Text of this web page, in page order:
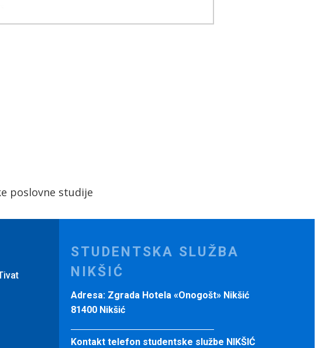
poslovne studije
STUDENTSKA SLUŽBA
NIKŠIĆ
Adresa: Zgrada Hotela «Onogošt» Nikšić
81400 Nikšić
Kontakt telefon studentske službe NIKŠIĆ